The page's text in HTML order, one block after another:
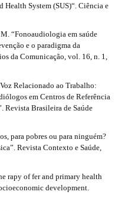
System (SUS)“. Ciência e
“Fonoaudiologia em saúde
e o paradigma da
da Comunicação, vol. 16, n. 1,
Relacionado ao Trabalho:
em Centros de Referência
Revista Brasileira de Saúde
para pobres ou para ninguém?
Revista Contexto e Saúde,
rapy of fer and primary health
development.